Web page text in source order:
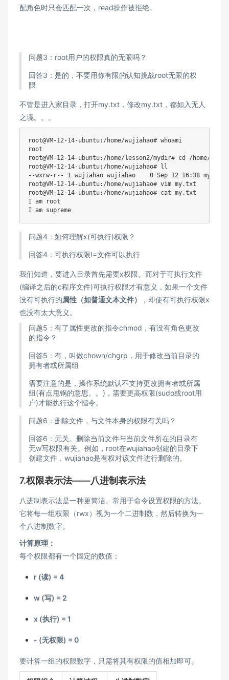
配角色时只会匹配一次，read操作被拒绝。
问题3：root用户的权限真的无限吗？
回答3：是的，不要用你有限的认知挑战root无限的权
限
不管是进入家目录，打开my.txt，修改my.txt，都如入无人
之境。。。
root@VM-12-14-ubuntu:/home/wujiahao# whoami
root
root@VM-12-14-ubuntu:/home/lesson2/mydir# cd /home/
root@VM-12-14-ubuntu:/home/wujiahao# ll
--wxrw-r-- 1 wujiahao wujiahao    0 Sep 12 16:38 my.txt*
root@VM-12-14-ubuntu:/home/wujiahao# vim my.txt
root@VM-12-14-ubuntu:/home/wujiahao# cat my.txt
I am root
问题4：如何理解x(可执行)权限？
回答4：可执行权限!=文件可以执行
我们知道，要进入目录首先需要x权限。而对于可执行文件
(编译之后的c程序文件)可执行权限才有意义，如果一个文件
没有可执行的属性（如普通文本文件）
，即使有可执行权限x
也没有太大意义。
问题5：有了属性更改的指令chmod，有没有角色更改
的指令？
回答5：有，叫做chown/chgrp，用于修改当前目录的
拥有者或所属组
需要注意的是，操作系统默认不支持更改拥有者或所属
组(有点甩锅的意思。。)，需要更高权限(sudo或root用
户)才能执行这个指令。
问题6：删除文件，与文件本身的权限有关吗？
回答6：无关。删除当前文件与当前文件所在的目录有
无w写权限有关。例如，root在wujiahao创建的目录下
创建文件，wujiahao是有权对该文件进行删除的。
7.权限表示法——八进制表示法
八进制表示法是一种更简洁、常用于命令设置权限的方法。
它将每一组权限（rwx）视为一个二进制数，然后转换为一
个八进制数字。
计算原理：
每个权限都有一个固定的数值：
r (读) = 4
w (写) = 2
x (执行) = 1
- (无权限) = 0
要计算一组的权限数字，只需将其有权限的值相加即可。